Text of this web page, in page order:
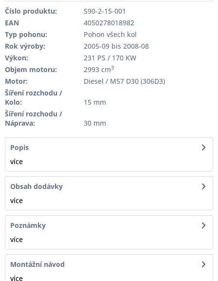
Číslo produktu:
S90-2-15-001
EAN
4050278018982
Typ pohonu:
Pohon všech kol
Rok výroby:
2005-09 bis 2008-08
Výkon:
231 PS / 170 KW
Objem motoru:
2993 cm3
Motor:
Diesel / M57 D30 (306D3)
Šíření rozchodu /
Kolo:
15 mm
Šíření rozchodu /
Náprava:
30 mm
Popis
více
Obsah dodávky
více
Poznámky
více
Montážní návod
více